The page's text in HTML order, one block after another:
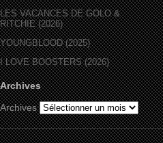
LES VACANCES DE GOLO &
RITCHIE (2026)
YOUNGBLOOD (2025)
I LOVE BOOSTERS (2026)
Archives
Archives